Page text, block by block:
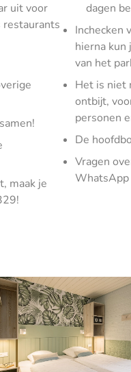
uit voor
restaurants
maak je
dagen
Inchecken
hierna
van het
Het is niet
ontbijt,
personen
De
Vragen